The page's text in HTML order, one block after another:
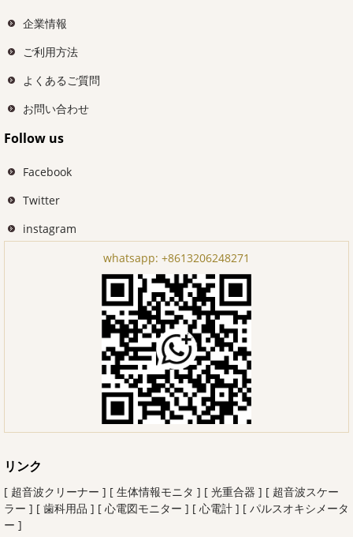
企業情報
ご利用方法
よくあるご質問
お問い合わせ
Follow us
Facebook
Twitter
instagram
whatsapp: +8613206248271
リンク
[ 超音波クリーナー ] [ 生体情報モニタ ] [ 光重合器 ] [ 超音波スケー
ラー ] [ 歯科用品 ] [ 心電図モニター ] [ 心電計 ] [ パルスオキシメータ
ー ]